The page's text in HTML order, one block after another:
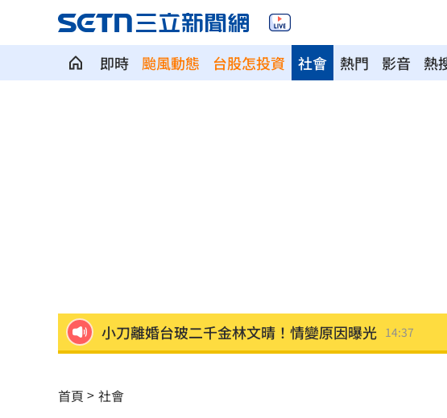
即時 颱風動態 台股怎投資 熱門 影音 熱
社會
小刀離婚台玻二千金林文晴！情變原因曝光 14:37
盤後／台股跌破3日均線 資金遁入4族群
首頁 社會